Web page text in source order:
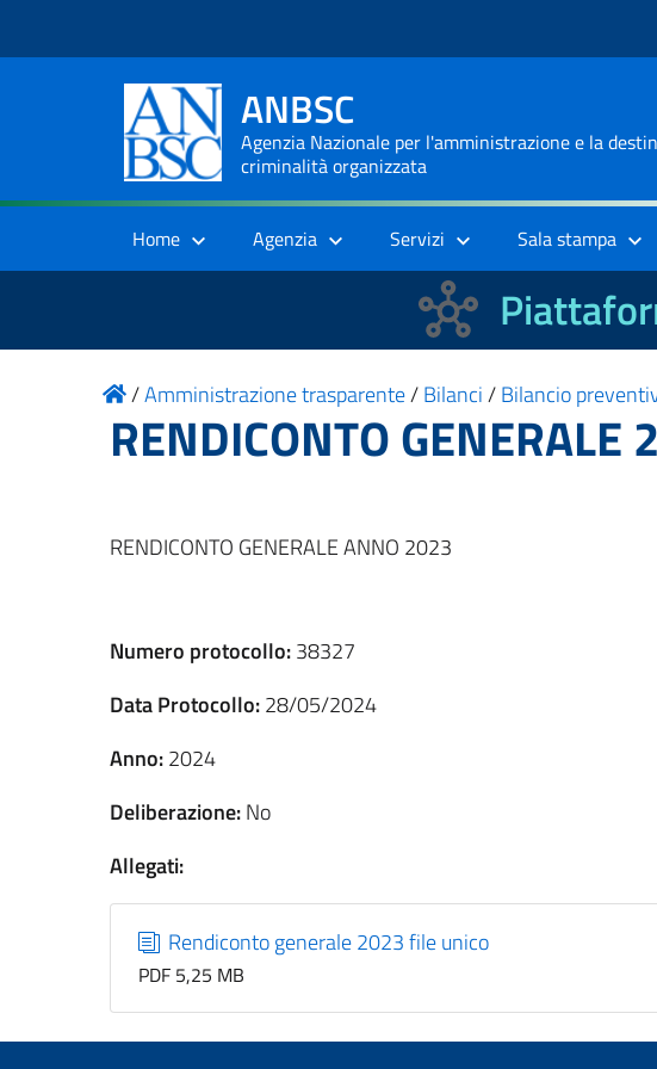
ANBSC
Agenzia Nazionale per l'amministrazione e la
criminalità organizzata
Home Agenzia Servizi Sala stampa
/Amministrazione trasparente/Bilanci/Bilancio
RENDICONTO GENERALE
RENDICONTO GENERALE ANNO 2023
Numero protocollo:38327
Data Protocollo:28/05/2024
Anno:2024
Deliberazione:No
Allegati:
Rendiconto generale 2023 file unico
PDF 5,25 MB